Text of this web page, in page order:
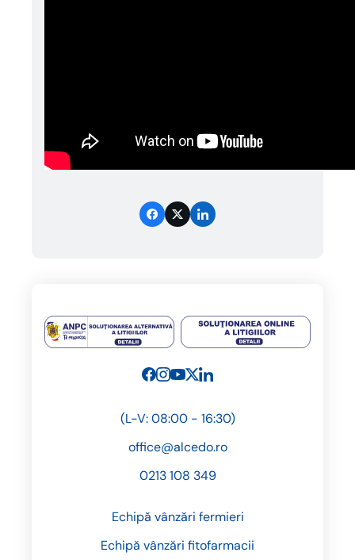
(L-V: 08:00 - 16:30)
office@alcedo.ro
0213 108 349
Echipă vânzări fermieri
Echipă vânzări fitofarmacii